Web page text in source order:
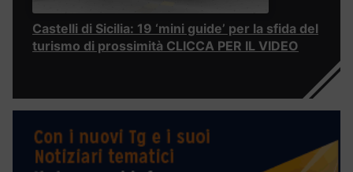
Castelli di Sicilia: 19 ‘mini guide’ per la sfida del
turismo di prossimità CLICCA PER IL VIDEO